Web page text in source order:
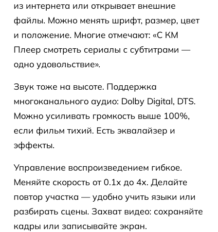
из интернета или открывает внешние
файлы. Можно менять шрифт, размер, цвет
и положение. Многие отмечают: «С КМ
Плеер смотреть сериалы с субтитрами —
одно удовольствие».
Звук тоже на высоте. Поддержка
многоканального аудио: Dolby Digital, DTS.
Можно усиливать громкость выше 100%,
если фильм тихий. Есть эквалайзер и
эффекты.
Управление воспроизведением гибкое.
Меняйте скорость от 0.1x до 4x. Делайте
повтор участка — удобно учить языки или
разбирать сцены. Захват видео: сохраняйте
кадры или записывайте экран.